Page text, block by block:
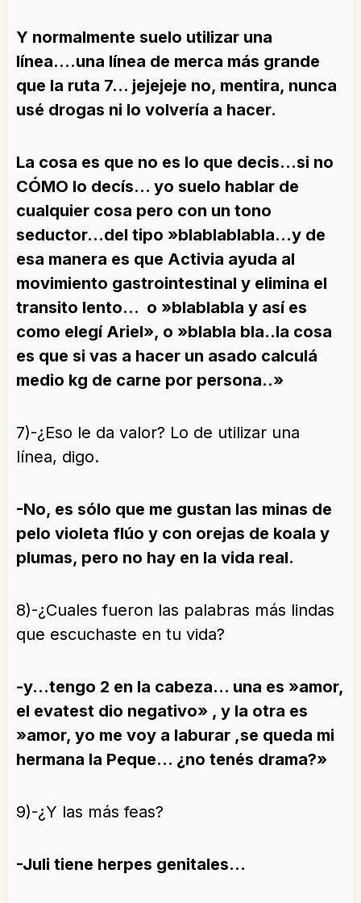
Y normalmente suelo utilizar una
línea….una línea de merca más grande
que la ruta 7… jejejeje no, mentira, nunca
usé drogas ni lo volvería a hacer.
La cosa es que no es lo que decis…si no
CÓMO lo decís… yo suelo hablar de
cualquier cosa pero con un tono
seductor…del tipo »blablablabla…y de
esa manera es que Activia ayuda al
movimiento gastrointestinal y elimina el
transito lento… o »blablabla y así es
como elegí Ariel», o »blabla bla..la cosa
es que si vas a hacer un asado calculá
medio kg de carne por persona..»
7)-¿Eso le da valor? Lo de utilizar una
línea, digo.
-No, es sólo que me gustan las minas de
pelo violeta flúo y con orejas de koala y
plumas, pero no hay en la vida real.
8)-¿Cuales fueron las palabras más lindas
que escuchaste en tu vida?
-y…tengo 2 en la cabeza… una es »amor,
el evatest dio negativo» , y la otra es
»amor, yo me voy a laburar ,se queda mi
hermana la Peque… ¿no tenés drama?»
9)-¿Y las más feas?
-Juli tiene herpes genitales…